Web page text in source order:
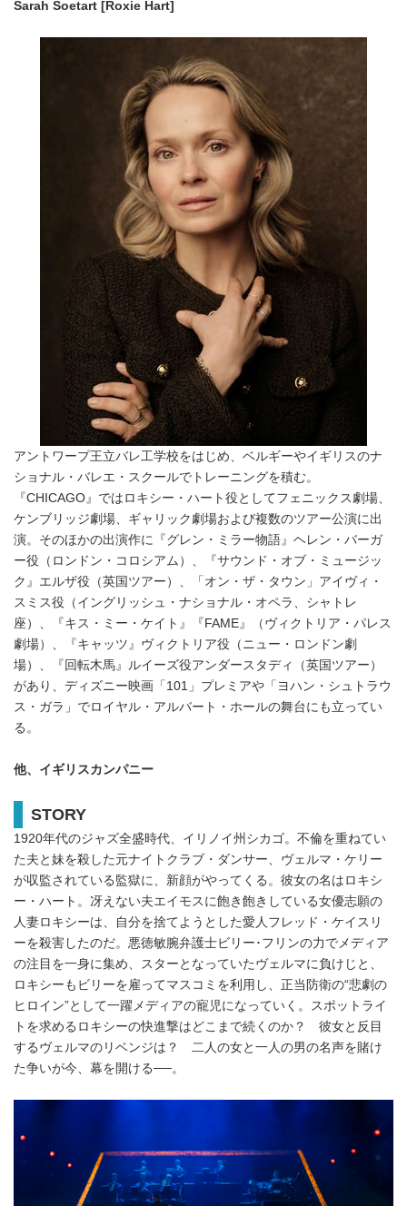
Sarah Soetart [Roxie Hart]
アントワープ王立バレ工学校をはじめ、ベルギーやイギリスのナ
ショナル・バレエ・スクールでトレーニングを積む。
『CHICAGO』ではロキシー・ハート役としてフェニックス劇場、
ケンブリッジ劇場、ギャリック劇場および複数のツアー公演に出
演。そのほかの出演作に『グレン・ミラー物語』ヘレン・バーガ
ー役（ロンドン・コロシアム）、『サウンド・オブ・ミュージッ
ク』エルザ役（英国ツアー）、「オン・ザ・タウン」アイヴィ・
スミス役（イングリッシュ・ナショナル・オペラ、シャトレ
座）、『キス・ミー・ケイト』『FAME』（ヴィクトリア・パレス
劇場）、『キャッツ』ヴィクトリア役（ニュー・ロンドン劇
場）、『回転木馬』ルイーズ役アンダースタディ（英国ツアー）
があり、ディズニー映画「101」プレミアや「ヨハン・シュトラウ
ス・ガラ」でロイヤル・アルバート・ホールの舞台にも立ってい
る。
他、イギリスカンパニー
STORY
1920年代のジャズ全盛時代、イリノイ州シカゴ。不倫を重ねてい
た夫と妹を殺した元ナイトクラブ・ダンサー、ヴェルマ・ケリー
が収監されている監獄に、新顔がやってくる。彼女の名はロキシ
ー・ハート。冴えない夫エイモスに飽き飽きしている女優志願の
人妻ロキシーは、自分を捨てようとした愛人フレッド・ケイスリ
ーを殺害したのだ。悪徳敏腕弁護士ビリー･フリンの力でメディア
の注目を一身に集め、スターとなっていたヴェルマに負けじと、
ロキシーもビリーを雇ってマスコミを利用し、正当防衛の“悲劇の
ヒロイン”として一躍メディアの寵児になっていく。スポットライ
トを求めるロキシーの快進撃はどこまで続くのか？ 彼女と反目
するヴェルマのリベンジは？ 二人の女と一人の男の名声を賭け
た争いが今、幕を開ける──。
English